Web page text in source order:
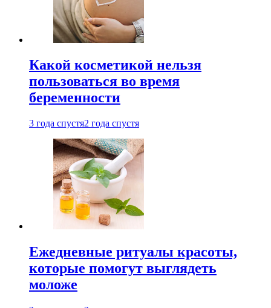
Какой косметикой нельзя
пользоваться во время
беременности
3 года спустя2 года спустя
Ежедневные ритуалы красоты,
которые помогут выглядеть
моложе